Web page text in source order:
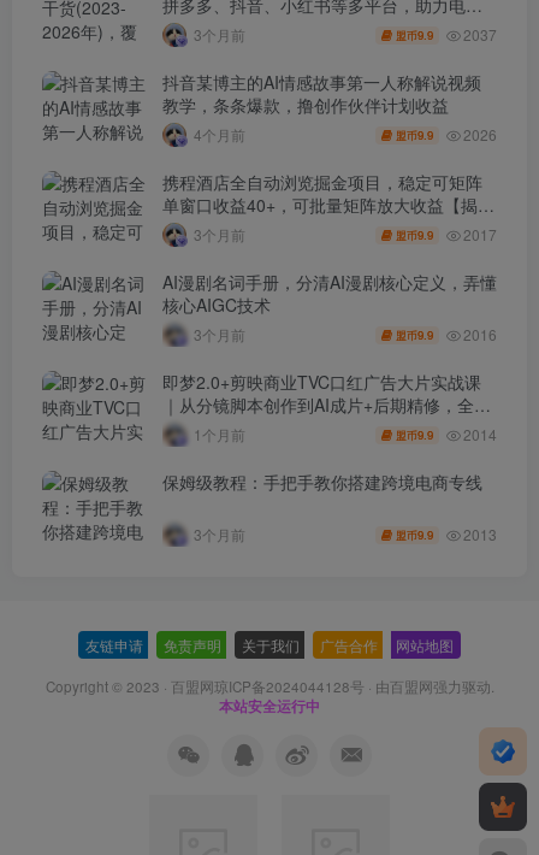
人避开坑、提效率、稳盈利(更新4月)
3个月前 盟币9.9 2037
抖音某博主的AI情感故事第一人称解说视频
教学，条条爆款，撸创作伙伴计划收益
4个月前 盟币9.9 2026
携程酒店全自动浏览掘金项目，稳定可矩阵
单窗口收益40+，可批量矩阵放大收益【揭
秘】3个月前 盟币9.9 2017
AI漫剧名词手册，分清AI漫剧核心定义，弄懂
核心AIGC技术
3个月前 盟币9.9 2016
即梦2.0+剪映商业TVC口红广告大片实战课
｜从分镜脚本创作到AI成片+后期精修，全流
程打造品牌级产品广告
1个月前 盟币9.9 2014
保姆级教程：手把手教你搭建跨境电商专线
3个月前 盟币9.9 2013
友链申请 免责声明 关于我们 广告合作 网站地图
Copyright © 2023 · 百盟网琼ICP备2024044128号 · 由百盟网强力驱动.
本站安全运行中